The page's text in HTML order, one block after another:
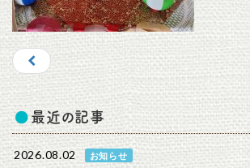
最近の記事
2026.08.02 お知らせ